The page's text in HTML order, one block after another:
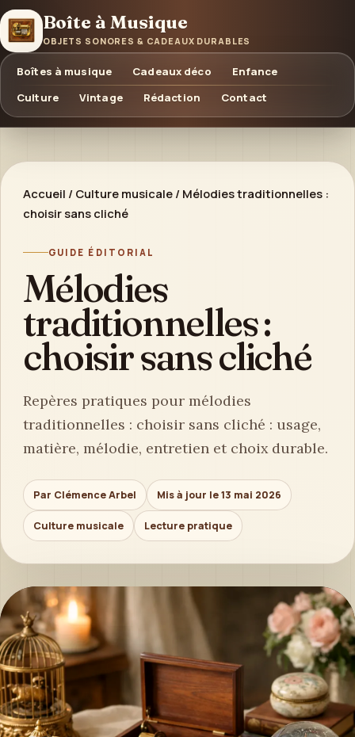
Boîte à Musique
OBJETS SONORES & CADEAUX DURABLES
Boîtes à musique Cadeaux déco
Enfance
Culture
Vintage Rédaction Contact
Accueil / Culture musicale / Mélodies traditionnelles :
choisir sans cliché
GUIDE ÉDITORIAL
Mélodies
traditionnelles :
choisir sans cliché
Repères pratiques pour mélodies
traditionnelles : choisir sans cliché : usage,
matière, mélodie, entretien et choix durable.
Par Clémence Arbel Mis à jour le 13 mai 2026
Culture musicale Lecture pratique